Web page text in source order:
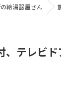
給湯器屋さん
テレビ